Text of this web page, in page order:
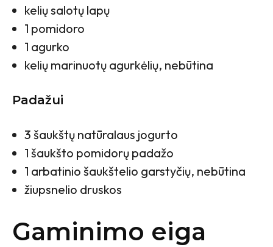
kelių salotų lapų
1 pomidoro
1 agurko
kelių marinuotų agurkėlių, nebūtina
Padažui
3 šaukštų natūralaus jogurto
1 šaukšto pomidorų padažo
1 arbatinio šaukštelio garstyčių, nebūtina
žiupsnelio druskos
Gaminimo eiga